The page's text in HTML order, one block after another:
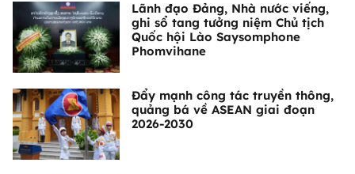
Lãnh đạo Đảng, Nhà nước viếng,
ghi sổ tang tưởng niệm Chủ tịch
Quốc hội Lào Saysomphone
Phomvihane
Đẩy mạnh công tác truyền thông,
quảng bá về ASEAN giai đoạn
2026-2030